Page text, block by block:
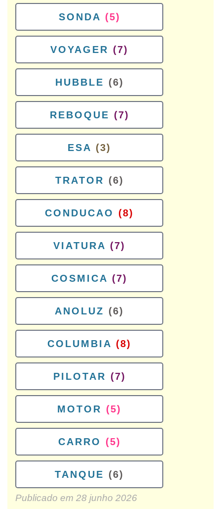
SONDA (5)
VOYAGER (7)
HUBBLE (6)
REBOQUE (7)
ESA (3)
TRATOR (6)
CONDUCAO (8)
VIATURA (7)
COSMICA (7)
ANOLUZ (6)
COLUMBIA (8)
PILOTAR (7)
MOTOR (5)
CARRO (5)
TANQUE (6)
Publicado em 28 junho 2026